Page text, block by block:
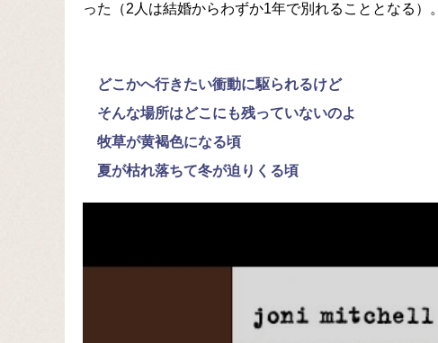
った（2人は結婚からわずか1年で別れることとなる）。
どこかへ行きたい衝動に駆られるけど
そんな場所はどこにも残っていないのよ
牧草が黄褐色になる頃
夏が枯れ落ちて冬が迫りくる頃